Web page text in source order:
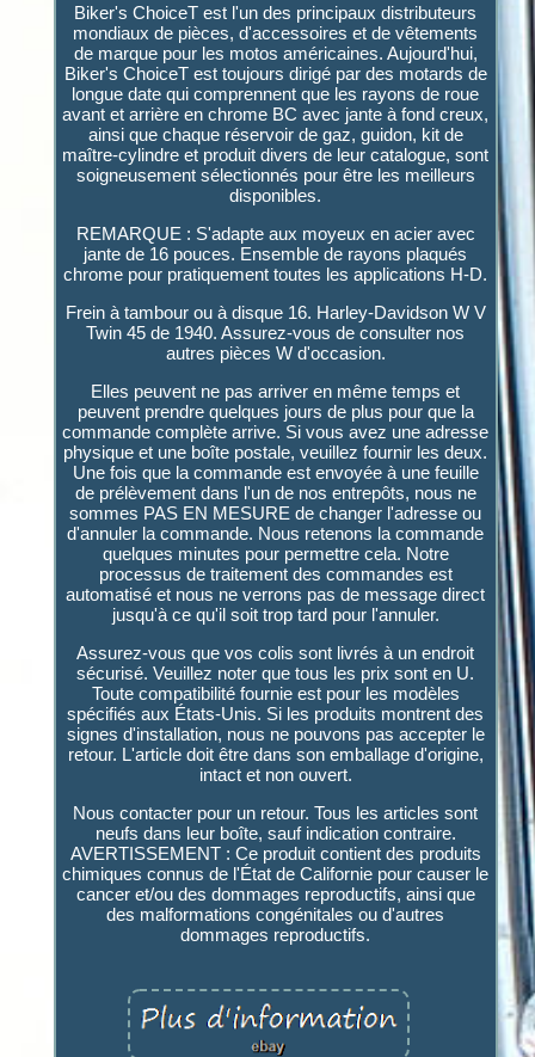
Biker's ChoiceT est l'un des principaux distributeurs
mondiaux de pièces, d'accessoires et de vêtements
de marque pour les motos américaines. Aujourd'hui,
Biker's ChoiceT est toujours dirigé par des motards de
longue date qui comprennent que les rayons de roue
avant et arrière en chrome BC avec jante à fond creux,
ainsi que chaque réservoir de gaz, guidon, kit de
maître-cylindre et produit divers de leur catalogue, sont
soigneusement sélectionnés pour être les meilleurs
disponibles.
REMARQUE : S'adapte aux moyeux en acier avec
jante de 16 pouces. Ensemble de rayons plaqués
chrome pour pratiquement toutes les applications H-D.
Frein à tambour ou à disque 16. Harley-Davidson W V
Twin 45 de 1940. Assurez-vous de consulter nos
autres pièces W d'occasion.
Elles peuvent ne pas arriver en même temps et
peuvent prendre quelques jours de plus pour que la
commande complète arrive. Si vous avez une adresse
physique et une boîte postale, veuillez fournir les deux.
Une fois que la commande est envoyée à une feuille
de prélèvement dans l'un de nos entrepôts, nous ne
sommes PAS EN MESURE de changer l'adresse ou
d'annuler la commande. Nous retenons la commande
quelques minutes pour permettre cela. Notre
processus de traitement des commandes est
automatisé et nous ne verrons pas de message direct
jusqu'à ce qu'il soit trop tard pour l'annuler.
Assurez-vous que vos colis sont livrés à un endroit
sécurisé. Veuillez noter que tous les prix sont en U.
Toute compatibilité fournie est pour les modèles
spécifiés aux États-Unis. Si les produits montrent des
signes d'installation, nous ne pouvons pas accepter le
retour. L'article doit être dans son emballage d'origine,
intact et non ouvert.
Nous contacter pour un retour. Tous les articles sont
neufs dans leur boîte, sauf indication contraire.
AVERTISSEMENT : Ce produit contient des produits
chimiques connus de l'État de Californie pour causer le
cancer et/ou des dommages reproductifs, ainsi que
des malformations congénitales ou d'autres
dommages reproductifs.